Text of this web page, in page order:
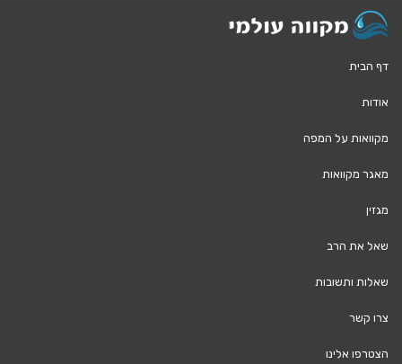
דף הבית
אודות
מקוואות על המפה
מאגר מקוואות
מגזין
שאל את הרב
שאלות ותשובות
צרו קשר
הצטרפו אלינו